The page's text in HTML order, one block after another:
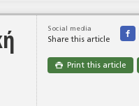
Social media
Share this article

 Print this article